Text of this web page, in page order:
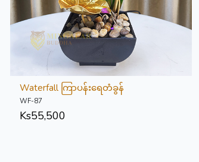
Waterfall ကြာပန်းရေတံခွန်
WF-87
Ks55,500